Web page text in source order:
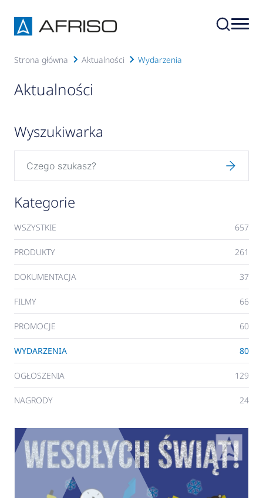
Strona główna Aktualności Wydarzenia
Aktualności
Wyszukiwarka
Kategorie
WSZYSTKIE 657
PRODUKTY 261
DOKUMENTACJA 37
FILMY 66
PROMOCJE 60
WYDARZENIA 80
OGŁOSZENIA 129
NAGRODY 24